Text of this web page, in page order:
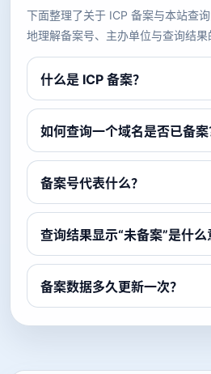
下面整理了关于 ICP 备案与本站查
地理解备案号、主办单位与查询结果
什么是 ICP 备案？
如何查询一个域名是否已备案
备案号代表什么？
查询结果显示“未备案”是什么
备案数据多久更新一次？